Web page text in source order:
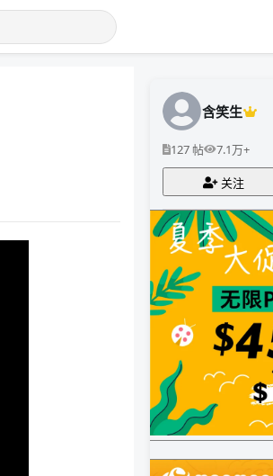
含笑生
127 帖 7.1万+
关注